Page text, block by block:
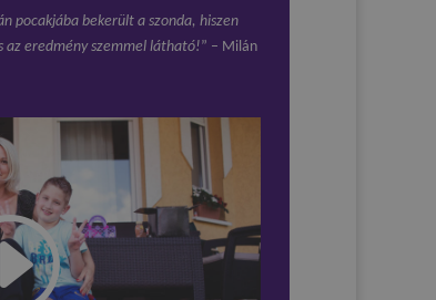
pocakjába bekerült a szonda, hiszen
az eredmény szemmel látható!” – Milán